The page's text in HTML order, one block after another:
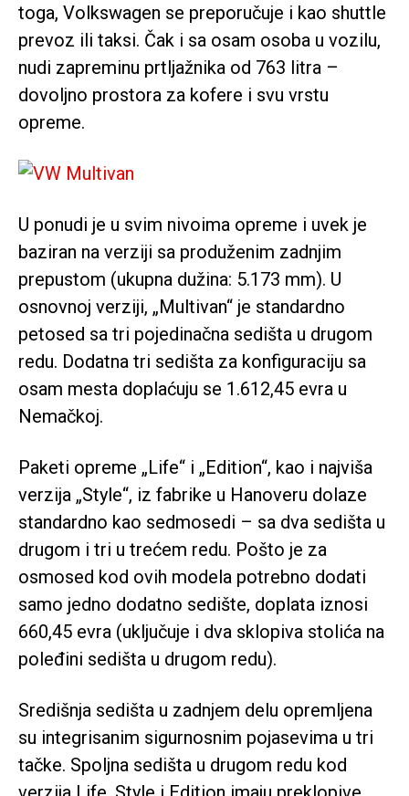
toga, Volkswagen se preporučuje i kao shuttle
prevoz ili taksi. Čak i sa osam osoba u vozilu,
nudi zapreminu prtljažnika od 763 litra –
dovoljno prostora za kofere i svu vrstu
opreme.
U ponudi je u svim nivoima opreme i uvek je
baziran na verziji sa produženim zadnjim
prepustom (ukupna dužina: 5.173 mm). U
osnovnoj verziji, „Multivan“ je standardno
petosed sa tri pojedinačna sedišta u drugom
redu. Dodatna tri sedišta za konfiguraciju sa
osam mesta doplaćuju se 1.612,45 evra u
Nemačkoj.
Paketi opreme „Life“ i „Edition“, kao i najviša
verzija „Style“, iz fabrike u Hanoveru dolaze
standardno kao sedmosedi – sa dva sedišta u
drugom i tri u trećem redu. Pošto je za
osmosed kod ovih modela potrebno dodati
samo jedno dodatno sedište, doplata iznosi
660,45 evra (uključuje i dva sklopiva stolića na
poleđini sedišta u drugom redu).
Središnja sedišta u zadnjem delu opremljena
su integrisanim sigurnosnim pojasevima u tri
tačke. Spoljna sedišta u drugom redu kod